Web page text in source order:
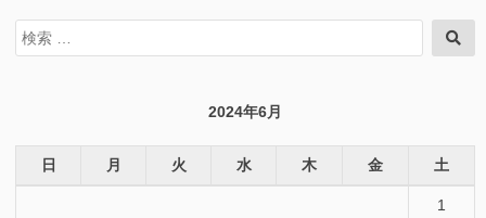
検
索
索
2024年6月
日 月 火 水 木 金 土
1